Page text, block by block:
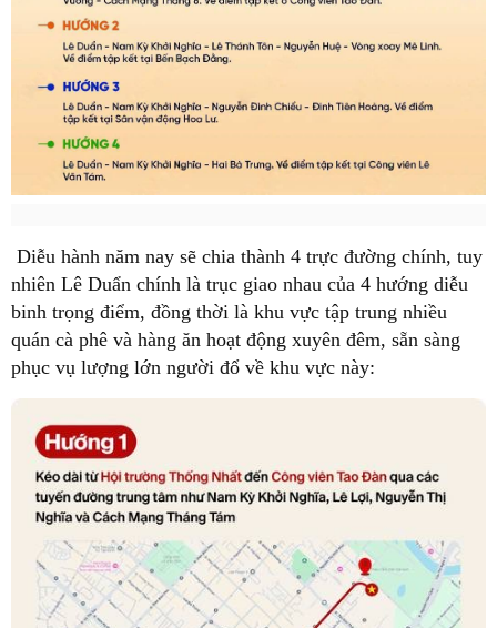
Diễu hành năm nay sẽ chia thành 4 trực đường chính, tuy
nhiên Lê Duẩn chính là trục giao nhau của 4 hướng diễu
binh trọng điểm, đồng thời là khu vực tập trung nhiều
quán cà phê và hàng ăn hoạt động xuyên đêm, sẵn sàng
phục vụ lượng lớn người đổ về khu vực này: